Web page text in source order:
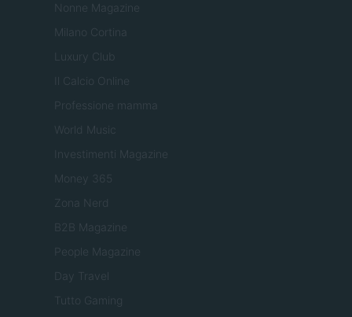
Nonne Magazine
Milano Cortina
Luxury Club
Il Calcio Online
Professione mamma
World Music
Investimenti Magazine
Money 365
Zona Nerd
B2B Magazine
People Magazine
Day Travel
Tutto Gaming